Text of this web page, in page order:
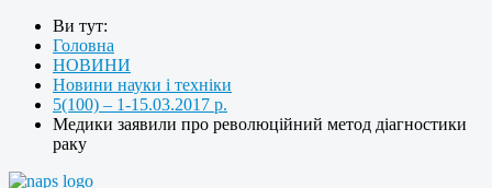
Ви тут:
Головна
НОВИНИ
Новини науки і техніки
5(100) – 1-15.03.2017 р.
Медики заявили про революційний метод діагностики
раку